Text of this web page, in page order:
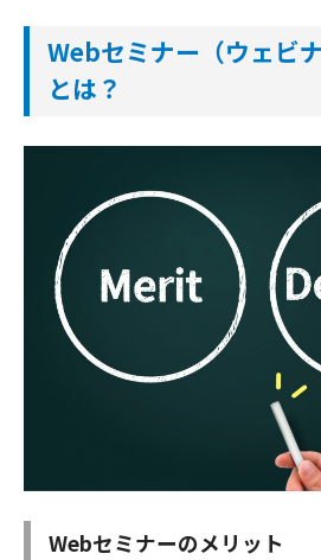
Webセミナー（ウェビ
とは？
Webセミナーのメリット